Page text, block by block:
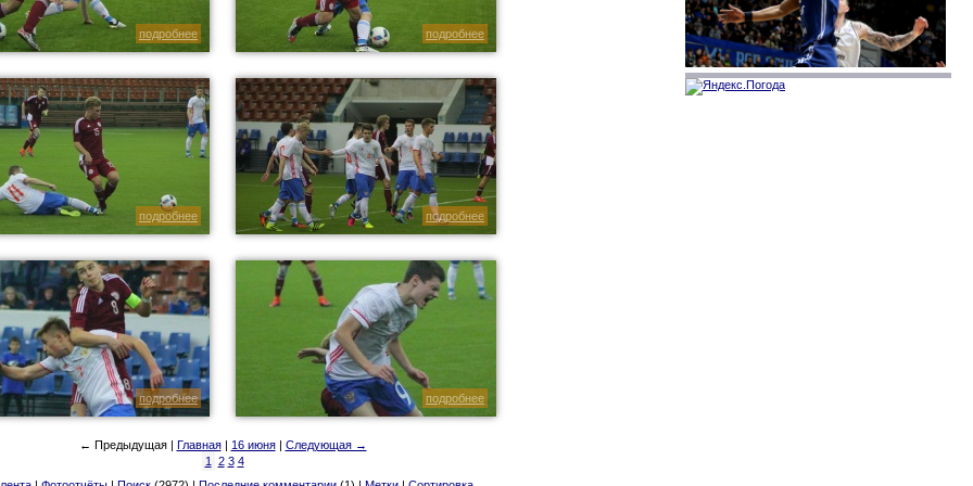
подробнее подробнее
подробнее подробнее
подробнее подробнее
← Предыдущая | Главная| 16 июня| Следующая →
1
2 3 4